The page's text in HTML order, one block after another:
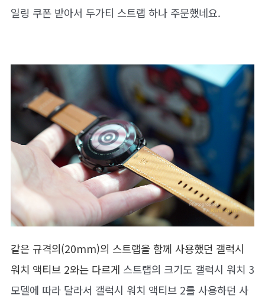
일링 쿠폰 받아서 두가티 스트랩 하나 주문했네요.
같은 규격의(20mm)의 스트랩을 함께 사용했던 갤럭시
워치 액티브 2와는 다르게 스트랩의 크기도 갤럭시 워치 3
모델에 따라 달라서 갤럭시 워치 액티브 2를 사용하던 사